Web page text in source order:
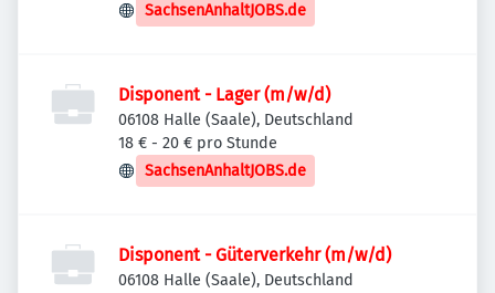
SachsenAnhaltJOBS.de
Disponent - Lager (m/w/d)
06108 Halle (Saale), Deutschland
18 € - 20 € pro Stunde
SachsenAnhaltJOBS.de
Disponent - Güterverkehr (m/w/d)
06108 Halle (Saale), Deutschland